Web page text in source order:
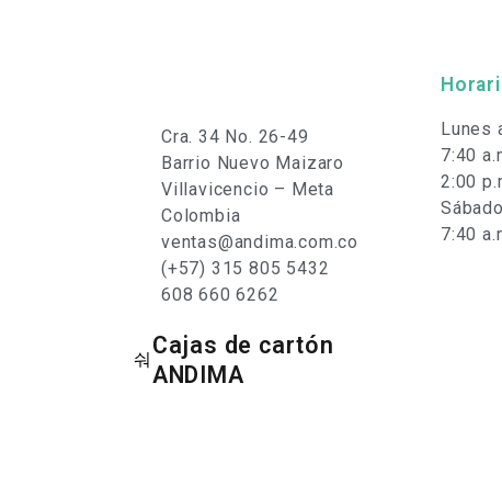
Cra. 34 No. 26-49
Barrio Nuevo Maizaro
Villavicencio – Meta
Colombia
ventas@andima.com.co
(+57) 315 805 5432
608 660 6262
Cajas de cartón
ANDIMA
Lunes
7:40
2:00
7:40